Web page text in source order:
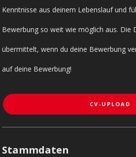
Kenntnisse aus deinem Lebenslauf und
Bewerbung so weit wie möglich aus. Die
übermittelt, wenn du deine Bewerbung
auf deine Bewerbung!
CV-UPLOAD
Stammdaten